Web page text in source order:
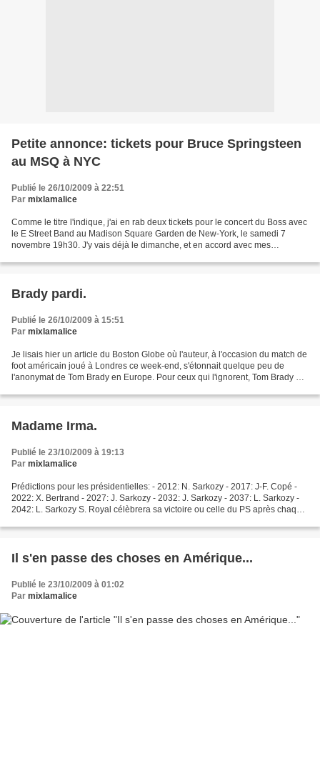
Petite annonce: tickets pour Bruce Springsteen
au MSQ à NYC
Publié le 26/10/2009 à 22:51
Par mixlamalice
Comme le titre l'indique, j'ai en rab deux tickets pour le concert du Boss avec
le E Street Band au Madison Square Garden de New-York, le samedi 7
novembre 19h30. J'y vais déjà le dimanche, et en accord avec mes
Brady pardi.
Publié le 26/10/2009 à 15:51
Par mixlamalice
Je lisais hier un article du Boston Globe où l'auteur, à l'occasion du match de
foot américain joué à Londres ce week-end, s'étonnait quelque peu de
l'anonymat de Tom Brady en Europe. Pour ceux qui l'ignorent, Tom Brady est
Madame Irma.
Publié le 23/10/2009 à 19:13
Par mixlamalice
Prédictions pour les présidentielles: - 2012: N. Sarkozy - 2017: J-F. Copé -
2022: X. Bertrand - 2027: J. Sarkozy - 2032: J. Sarkozy - 2037: L. Sarkozy -
2042: L. Sarkozy S. Royal célèbrera sa victoire ou celle du PS après chaque
Il s'en passe des choses en Amérique...
Publié le 23/10/2009 à 01:02
Par mixlamalice